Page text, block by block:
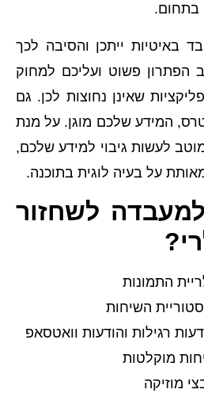
בתחום.
באיטיות ייתכן והסיבה לכך
הפתרון פשוט ועליכם למחוק
שאינן נחוצות לכן. גם
המידע שלכם מוגן. על מנת
לעשות גיבוי למידע שלכם,
על בעיה לוגית בתוכנה.
לשחזור
התמונות
השיחות
רגילות והודעות וואטסאפ
מוקלטות
מוזיקה